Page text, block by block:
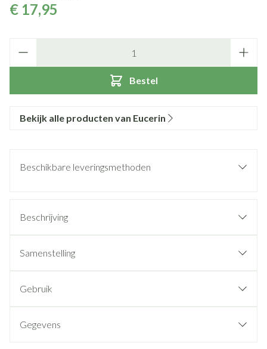
€ 17,95
Bestel
Bekijk alle producten van Eucerin
Beschikbare leveringsmethoden
Beschrijving
Samenstelling
Gebruik
Gegevens